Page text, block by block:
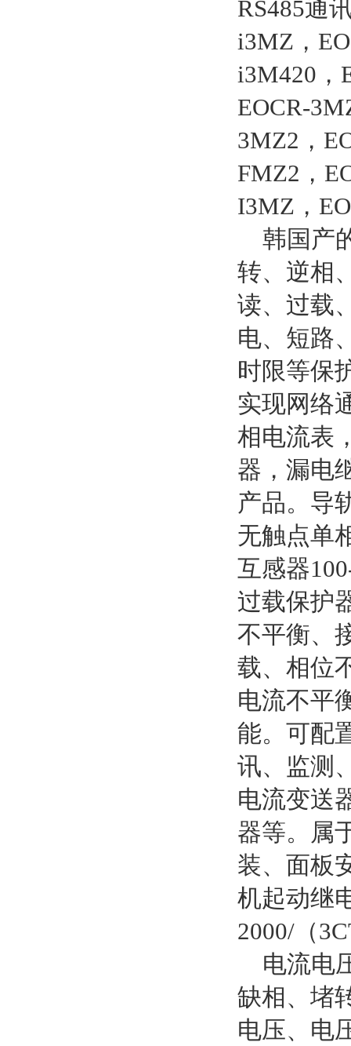
RS485通
i3MZ，
i3M420，
EOCR-
3MZ2，
FMZ2，
I3MZ，
韩国产
转、逆相
读、过载
电、短路
时限等保
实现网络
相电流表
器，漏电
产品。导
无触点单
互感器
过载保护
不平衡、
载、相位
电流不平
能。可配
讯、监测
电流变送
器等。属
装、面板
机起动继
2000/（
电流电
缺相、堵
电压、电